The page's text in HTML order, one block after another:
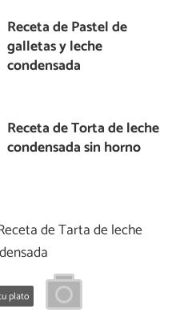
Receta de Pastel de
galletas y leche
condensada
Receta de Torta de leche
condensada sin horno
de Tarta de leche
plato